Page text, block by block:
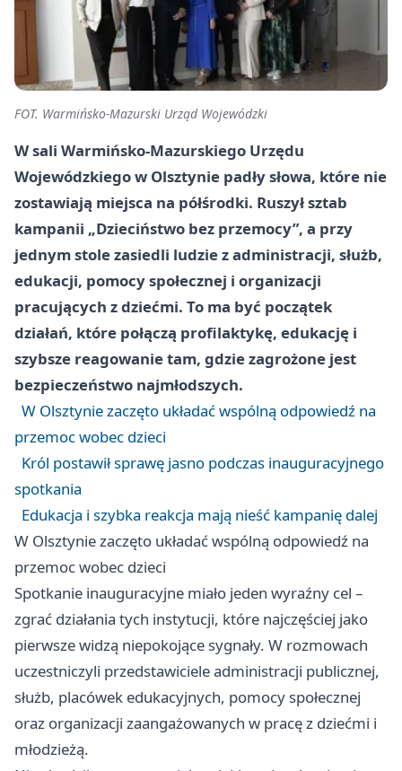
FOT. Warmińsko-Mazurski Urząd Wojewódzki
W sali Warmińsko-Mazurskiego Urzędu
Wojewódzkiego w Olsztynie padły słowa, które nie
zostawiają miejsca na półśrodki. Ruszył sztab
kampanii „Dzieciństwo bez przemocy”, a przy
jednym stole zasiedli ludzie z administracji, służb,
edukacji, pomocy społecznej i organizacji
pracujących z dziećmi. To ma być początek
działań, które połączą profilaktykę, edukację i
szybsze reagowanie tam, gdzie zagrożone jest
bezpieczeństwo najmłodszych.
W Olsztynie zaczęto układać wspólną odpowiedź na
przemoc wobec dzieci
Król postawił sprawę jasno podczas inauguracyjnego
spotkania
Edukacja i szybka reakcja mają nieść kampanię dalej
W Olsztynie zaczęto układać wspólną odpowiedź na
przemoc wobec dzieci
Spotkanie inauguracyjne miało jeden wyraźny cel –
zgrać działania tych instytucji, które najczęściej jako
pierwsze widzą niepokojące sygnały. W rozmowach
uczestniczyli przedstawiciele administracji publicznej,
służb, placówek edukacyjnych, pomocy społecznej
oraz organizacji zaangażowanych w pracę z dziećmi i
młodzieżą.